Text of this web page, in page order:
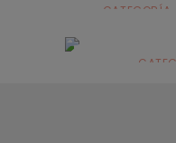
CATEGORÍA